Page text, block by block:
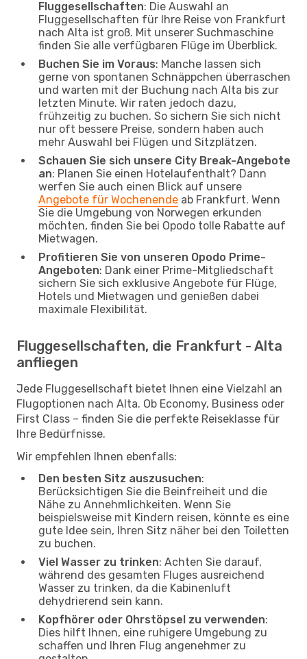
Fluggesellschaften: Die Auswahl an
Fluggesellschaften für Ihre Reise von Frankfurt
nach Alta ist groß. Mit unserer Suchmaschine
finden Sie alle verfügbaren Flüge im Überblick.
Buchen Sie im Voraus: Manche lassen sich
gerne von spontanen Schnäppchen überraschen
und warten mit der Buchung nach Alta bis zur
letzten Minute. Wir raten jedoch dazu,
frühzeitig zu buchen. So sichern Sie sich nicht
nur oft bessere Preise, sondern haben auch
mehr Auswahl bei Flügen und Sitzplätzen.
Schauen Sie sich unsere City Break-Angebote
an: Planen Sie einen Hotelaufenthalt? Dann
werfen Sie auch einen Blick auf unsere
Angebote für Wochenende ab Frankfurt. Wenn
Sie die Umgebung von Norwegen erkunden
möchten, finden Sie bei Opodo tolle Rabatte auf
Mietwagen.
Profitieren Sie von unseren Opodo Prime-
Angeboten: Dank einer Prime-Mitgliedschaft
sichern Sie sich exklusive Angebote für Flüge,
Hotels und Mietwagen und genießen dabei
maximale Flexibilität.
Fluggesellschaften, die Frankfurt - Alta
anfliegen
Jede Fluggesellschaft bietet Ihnen eine Vielzahl an
Flugoptionen nach Alta. Ob Economy, Business oder
First Class – finden Sie die perfekte Reiseklasse für
Ihre Bedürfnisse.
Wir empfehlen Ihnen ebenfalls:
Den besten Sitz auszusuchen:
Berücksichtigen Sie die Beinfreiheit und die
Nähe zu Annehmlichkeiten. Wenn Sie
beispielsweise mit Kindern reisen, könnte es eine
gute Idee sein, Ihren Sitz näher bei den Toiletten
zu buchen.
Viel Wasser zu trinken: Achten Sie darauf,
während des gesamten Fluges ausreichend
Wasser zu trinken, da die Kabinenluft
dehydrierend sein kann.
Kopfhörer oder Ohrstöpsel zu verwenden:
Dies hilft Ihnen, eine ruhigere Umgebung zu
schaffen und Ihren Flug angenehmer zu